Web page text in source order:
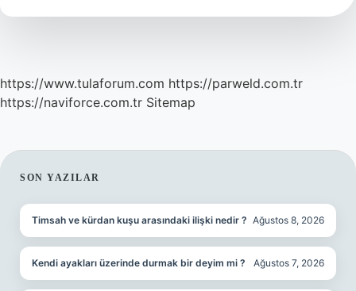
Yapılır
https://www.tulaforum.com https://parweld.com.tr
https://naviforce.com.tr Sitemap
SIDEBAR
SON YAZILAR
Timsah ve kürdan kuşu arasındaki ilişki nedir ? Ağustos 8, 2026
Kendi ayakları üzerinde durmak bir deyim mi ? Ağustos 7, 2026